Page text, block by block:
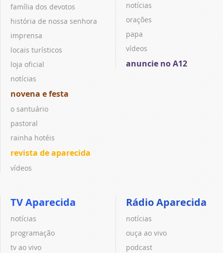
família dos devotos
história de nossa senhora
imprensa
locais turísticos
loja oficial
notícias
novena e festa
o santuário
pastoral
rainha hotéis
revista de aparecida
vídeos
notícias
orações
papa
vídeos
anuncie no A12
TV Aparecida
notícias
programação
tv ao vivo
Rádio Aparecida
notícias
ouça ao vivo
podcast